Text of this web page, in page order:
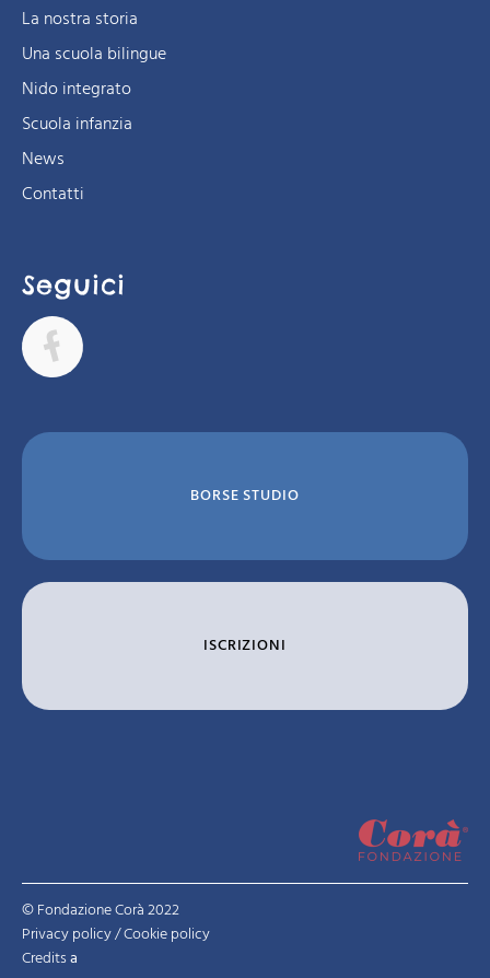
La nostra storia
Una scuola bilingue
Nido integrato
Scuola infanzia
News
Contatti
Seguici
BORSE STUDIO
ISCRIZIONI
© Fondazione Corà 2022
Privacy policy/Cookie policy
Creditsa